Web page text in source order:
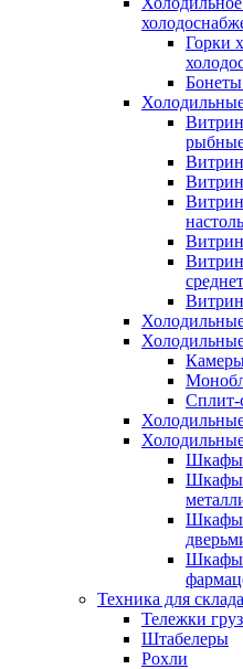
Горки
Сплит-
Шкафы
Шкафы
Шкафы
Шкафы
Техника для склада
Тележки
Штабелеры
Рохли